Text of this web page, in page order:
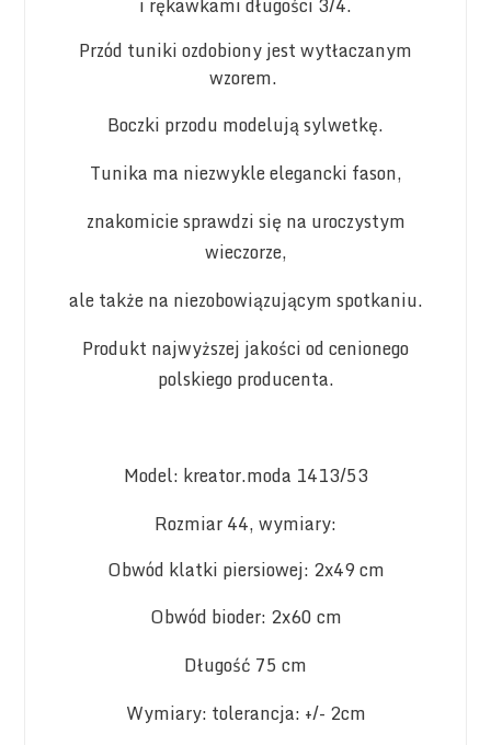
Przód tuniki ozdobiony jest wytłaczanym
wzorem.
Boczki przodu modelują sylwetkę.
Tunika ma niezwykle elegancki fason,
znakomicie sprawdzi się na uroczystym
wieczorze,
ale także na niezobowiązującym spotkaniu.
Produkt najwyższej jakości od cenionego
polskiego producenta.
Model: kreator.moda 1413/53
Rozmiar 44, wymiary:
Obwód klatki piersiowej: 2x49 cm
Obwód bioder: 2x60 cm
Długość 75 cm
Wymiary: tolerancja: +/- 2cm